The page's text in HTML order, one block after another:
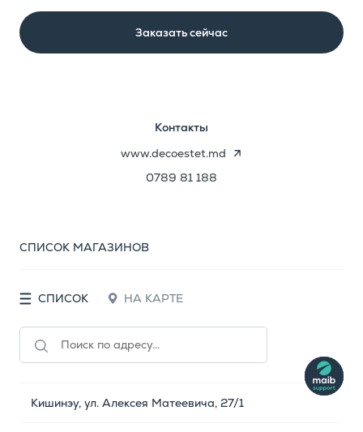
Заказать сейчас
Контакты
www.decoestet.md
0789 81 188
СПИСОК МАГАЗИНОВ
СПИСОК НА КАРТЕ
Кишинэу, ул. Алексея Матеевича, 27/1